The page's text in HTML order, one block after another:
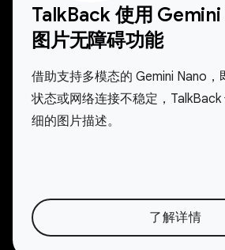
TalkBack 使用
图片无障碍功能
借助支持多模态的 Gemini Nano
状态或网络连接不稳定，
细的图片描述。
了解详情